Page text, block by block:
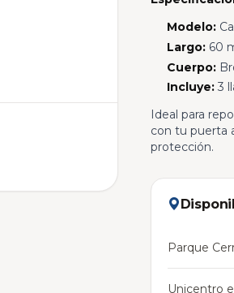
Modelo:
Largo:60
Cuerpo:
Incluye:3
Ideal para
con tu puerta
protección.
Parque
Unicentro